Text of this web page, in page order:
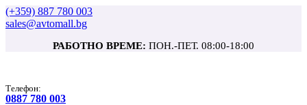
(+359) 887 780 003
sales@avtomall.bg
РАБОТНО ВРЕМЕ: ПОН.-ПЕТ. 08:00-18:00
Tелефон:
0887 780 003